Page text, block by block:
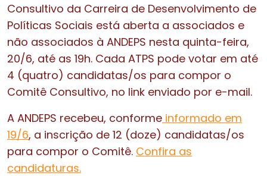
Consultivo da Carreira de Desenvolvimento de
Políticas Sociais está aberta a associados e
não associados à ANDEPS nesta quinta-feira,
20/6, até as 19h. Cada ATPS pode votar em até
4 (quatro) candidatas/os para compor o
Comitê Consultivo, no link enviado por e-mail.
A ANDEPS recebeu, conforme informado em
19/6, a inscrição de 12 (doze) candidatas/os
para compor o Comitê. Confira as
candidaturas.